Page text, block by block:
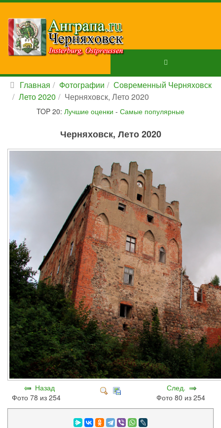
Главная Фотографии
Современный Черняховск
Лето 2020
Черняховск, Лето 2020
TOP 20: Лучшие оценки - Самые популярные
Черняховск, Лето 2020
Назад
Фото 78 из 254
След.
Фото 80 из 254